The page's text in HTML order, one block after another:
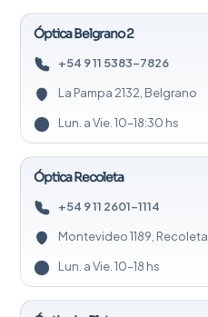
Óptica Belgrano 2
+54 9 11 5383-7826
La Pampa 2132, Belgrano
Lun. a Vie. 10–18:30 hs
Óptica Recoleta
+54 9 11 2601-1114
Montevideo 1189, Recoleta
Lun. a Vie. 10–18 hs